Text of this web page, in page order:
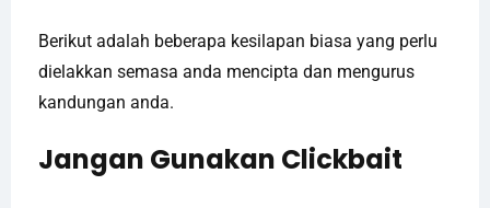
Berikut adalah beberapa kesilapan biasa yang perlu
dielakkan semasa anda mencipta dan mengurus
kandungan anda.
Jangan Gunakan Clickbait